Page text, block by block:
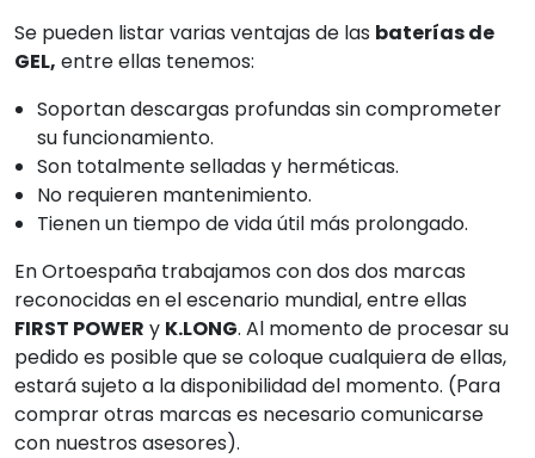
Se pueden listar varias ventajas de las baterías de
GEL, entre ellas tenemos:
Soportan descargas profundas sin comprometer
su funcionamiento.
Son totalmente selladas y herméticas.
No requieren mantenimiento.
Tienen un tiempo de vida útil más prolongado.
En Ortoespaña trabajamos con dos dos marcas
reconocidas en el escenario mundial, entre ellas
FIRST POWER y K.LONG. Al momento de procesar su
pedido es posible que se coloque cualquiera de ellas,
estará sujeto a la disponibilidad del momento. (Para
comprar otras marcas es necesario comunicarse
con nuestros asesores).